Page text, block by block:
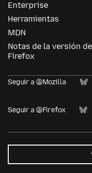
Enterprise
Herramientas
MDN
Notas de la versión de
Firefox
Seguir a @Mozilla
Seguir a @Firefox